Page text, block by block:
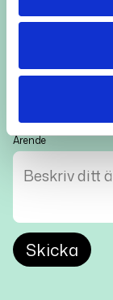
Telefonnummer
Ärende